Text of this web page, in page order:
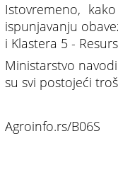
Istovremeno,
ispunjavanju
i Klastera 5 -
Ministarstvo
su svi postojeći
Agroinfo.rs/B06S